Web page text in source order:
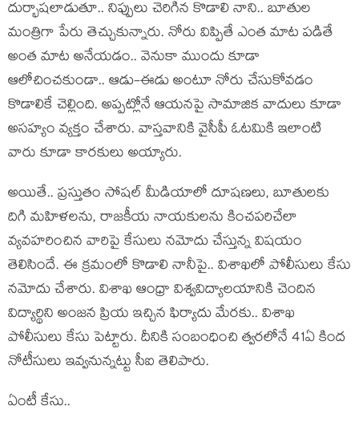
దుర్భాష‌లాడుతూ.. నిప్పులు చెరిగిన కొడాలి నాని.. బూతుల
మంత్రిగా పేరు తెచ్చుకున్నారు. నోరు విప్పితే ఎంత మాట ప‌డితే
అంత మాట అనేయ‌డం.. వెనుకా ముందు కూడా
ఆలోచించ‌కుండా.. ఆడు-ఈడు అంటూ నోరు చేసుకోవ‌డం
కొడాలికే చెల్లింది. అప్ప‌ట్లోనే ఆయ‌న‌పై సామాజిక వాదులు కూడా
అస‌హ్యం వ్య‌క్తం చేశారు. వాస్త‌వానికి వైసీపీ ఓట‌మికి ఇలాంటి
వారు కూడా కార‌కులు అయ్యారు.
అయితే.. ప్ర‌స్తుతం సోష‌ల్ మీడియాలో దూష‌ణ‌లు, బూతుల‌కు
దిగి మ‌హిళ‌ల‌ను, రాజ‌కీయ నాయ‌కుల‌ను కించ‌ప‌రిచేలా
వ్య‌వ‌హ‌రించిన వారిపై కేసులు న‌మోదు చేస్తున్న విష‌యం
తెలిసిందే. ఈ క్ర‌మంలో కొడాలి నానీపై.. విశాఖ‌లో పోలీసులు కేసు
న‌మోదు చేశారు. విశాఖ ఆంధ్రా విశ్వ‌విద్యాల‌యానికి చెందిన
విద్యార్థిని అంజ‌న ప్రియ ఇచ్చిన ఫిర్యాదు మేర‌కు.. విశాఖ
పోలీసులు కేసు పెట్టారు. దీనికి సంబంధించి త్వ‌ర‌లోనే 41ఏ కింద
నోటీసులు ఇవ్వ‌నున్న‌ట్టు సీఐ తెలిపారు.
ఏంటీ కేసు..